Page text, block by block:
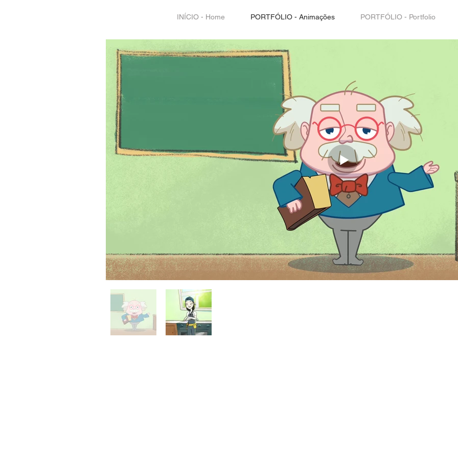
INÍCIO - Home PORTFÓLIO - Animações PORTFÓLIO - Portfolio